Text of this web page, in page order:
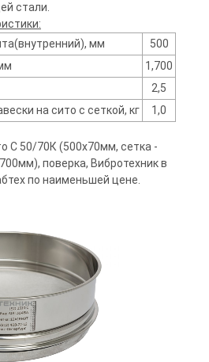
стали.
мм
500
1,700
2,5
на сито с сеткой, кг
1,0
С 50/70К (500х70мм, сетка -
поверка, Вибротехник в
по наименьшей цене.